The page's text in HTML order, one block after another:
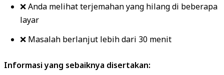
❌ Anda melihat terjemahan yang hilang di beberapa
layar
❌ Masalah berlanjut lebih dari 30 menit
Informasi yang sebaiknya disertakan: